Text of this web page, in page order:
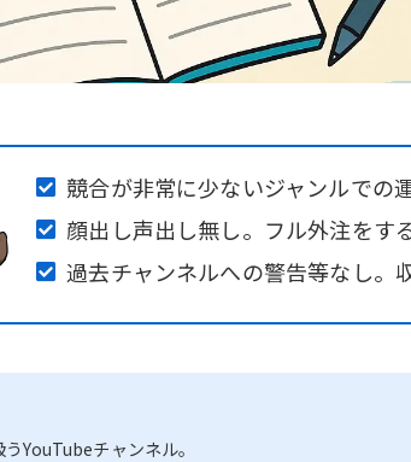
競合が非常に少ないジャンルでの運
顔出し声出し無し。フル外注をす
過去チャンネルへの警告等なし。
YouTubeチャンネル。